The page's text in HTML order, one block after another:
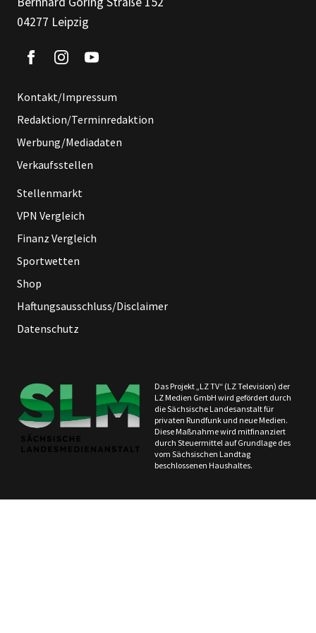
04277 Leipzig
Kontakt/Impressum
Redaktion/Terminredaktion
Werbung/Mediadaten
Verkaufsstellen
Stellenmarkt
VPN Vergleich
Finanz Vergleich
Sportwetten
Shop
Haftungsausschluss/Disclaimer
Datenschutz
Das Projekt „LZ TV“ (LZ Television) der
LZ Medien GmbH wird gefördert durch
die Sächsische Landesanstalt für
privaten Rundfunk und neue Medien.
Diese Maßnahme wird mitfinanziert
durch Steuermittel auf Grundlage des
vom Sächsischen Landtag
beschlossenen Haushaltes.